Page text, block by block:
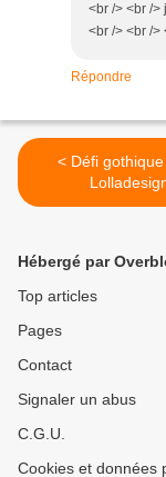
<br /> <br /
<br /> <br />
Répondre
< Défi gothique chez
Hébergé par
Top articles
Pages
Contact
Signaler un abus
C.G.U.
Cookies et données